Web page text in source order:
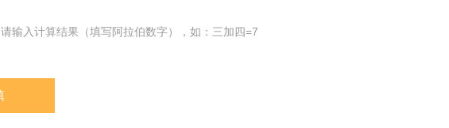
请输入计算结果（填写阿拉伯数字），如：三加四=7